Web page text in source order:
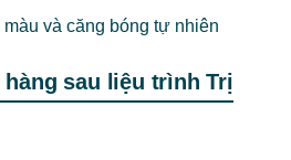
màu và căng bóng tự nhiên
hàng sau liệu trình Trị